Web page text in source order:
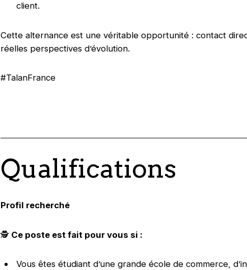
client.
Cette alternance est une véritable opportunité : contact
réelles perspectives d’évolution.
#TalanFrance
Qualifications
Profil recherché
🕵️‍ Ce poste est fait pour vous si :
Vous êtes étudiant d’une grande école de commerce,